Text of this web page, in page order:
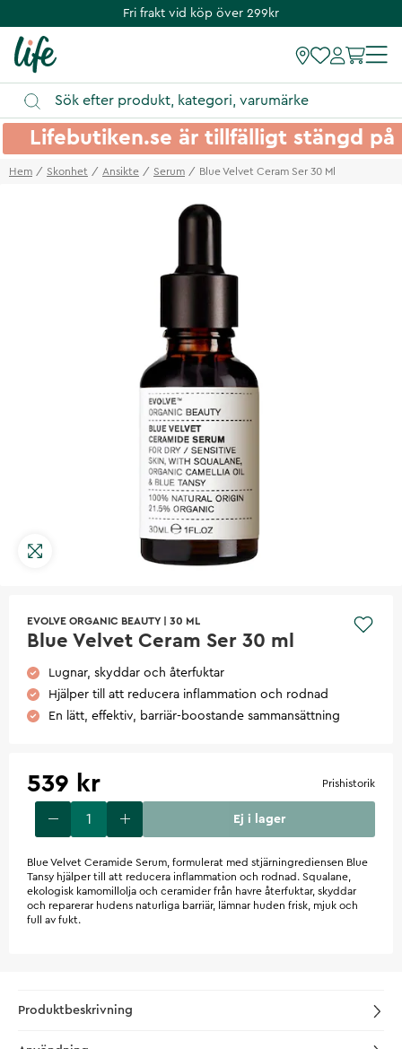
Fri frakt vid köp över 299kr
Lifebutiken.se är tillfälligt stängd
Hem Skonhet Ansikte Serum Blue Velvet Ceram Ser 30 Ml
EVOLVE ORGANIC BEAUTY 30 ML
Blue Velvet Ceram Ser 30 ml
Lugnar, skyddar och återfuktar
Hjälper till att reducera inflammation och rodnad
En lätt, effektiv, barriär-boostande sammansättning
539 kr Prishistorik
Ej i lager
Blue Velvet Ceramide Serum, formulerat med stjärningrediensen Blue
Tansy hjälper till att reducera inflammation och rodnad. Squalane,
ekologisk kamomillolja och ceramider från havre återfuktar, skyddar
och reparerar hudens naturliga barriär, lämnar huden frisk, mjuk och
full av fukt.
Produktbeskrivning